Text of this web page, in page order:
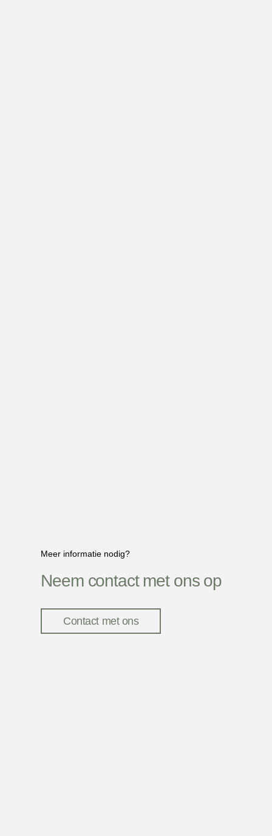
Meer informatie nodig?
Neem contact met ons op
Contact met ons